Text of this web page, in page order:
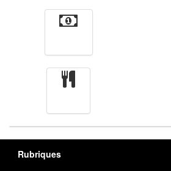
Rubriques